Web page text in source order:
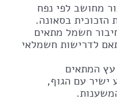
מחושב לפי נפח
הזכוכית בסאונה.
חשמל מתאים
לדרישות חשמלאי
המתאים
ישיר עם הגוף,